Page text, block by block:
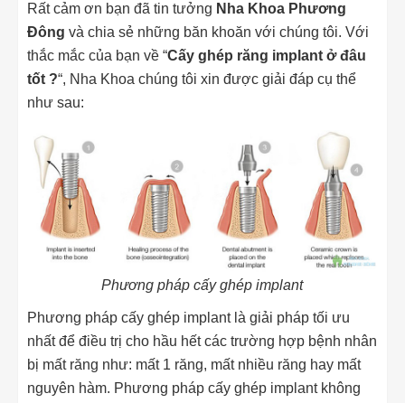
Rất cảm ơn bạn đã tin tưởng Nha Khoa Phương
Đông và chia sẻ những băn khoăn với chúng tôi. Với
thắc mắc của bạn về “Cấy ghép răng implant ở đâu
tốt ?“, Nha Khoa chúng tôi xin được giải đáp cụ thể
như sau:
Phương pháp cấy ghép implant
Phương pháp cấy ghép implant là giải pháp tối ưu
nhất để điều trị cho hầu hết các trường hợp bệnh nhân
bị mất răng như: mất 1 răng, mất nhiều răng hay mất
nguyên hàm. Phương pháp cấy ghép implant không